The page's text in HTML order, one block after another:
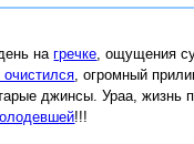
нагречке , ощущения
очистился , огромный
джинсы. Ураа, жизнь
!!!